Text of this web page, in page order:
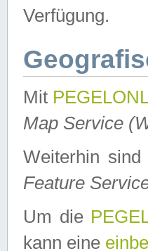
Verfügung.
Mit
Map Service
Weiterhin
Feature
Um die
kann eine